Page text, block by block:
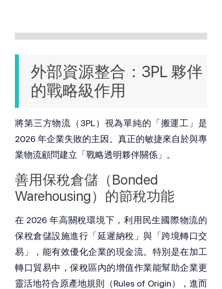
外部資源整合：3PL 夥伴
的戰略級作用
將第三方物流（3PL）視為單純的「搬運工」是
2026 年企業失敗的主因。真正的敏捷來自於與專
業物流顧問建立「戰略透明夥伴關係」。
善用保稅倉儲（Bonded
Warehousing）的節稅功能
在 2026 年高關稅環境下，利用民生國際物流的
保稅倉儲設施進行「延遲納稅」與「跨境轉口交
易」，能有效優化企業的現金流。特別是在加工
轉口貿易中，保稅區內的增值作業能幫助企業更
靈活地符合原產地規則（Rules of Origin），進而